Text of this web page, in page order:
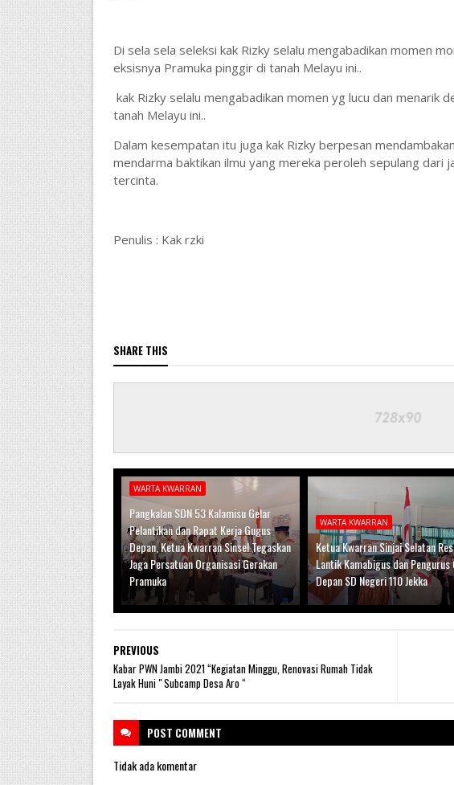
Di sela sela seleksi kak Rizky selalu mengabadikan momen
eksisnya Pramuka pinggir di tanah Melayu ini..
kak Rizky selalu mengabadikan momen yg lucu dan menarik
tanah Melayu ini..
Dalam kesempatan itu juga kak Rizky berpesan
mendarma baktikan ilmu yang mereka peroleh sepulang dari
tercinta.
Penulis : Kak rzki
SHARE THIS
WARTA KWARRAN
Pangkalan SDN 53 Kalamisu Gelar
Pelantikan dan Rapat Kerja Gugus
Depan, Ketua Kwarran Sinsel Tegaskan
Jaga Persatuan Organisasi Gerakan
Pramuka
WARTA KWARRAN
Ketua Kwarran Sinjai Selatan
Lantik Kamabigus dan Pengurus
Depan SD Negeri 110 Jekka
PREVIOUS
Kabar PWN Jambi 2021 “Kegiatan Minggu, Renovasi Rumah Tidak
Layak Huni " Subcamp Desa Aro “
POST COMMENT
Tidak ada komentar